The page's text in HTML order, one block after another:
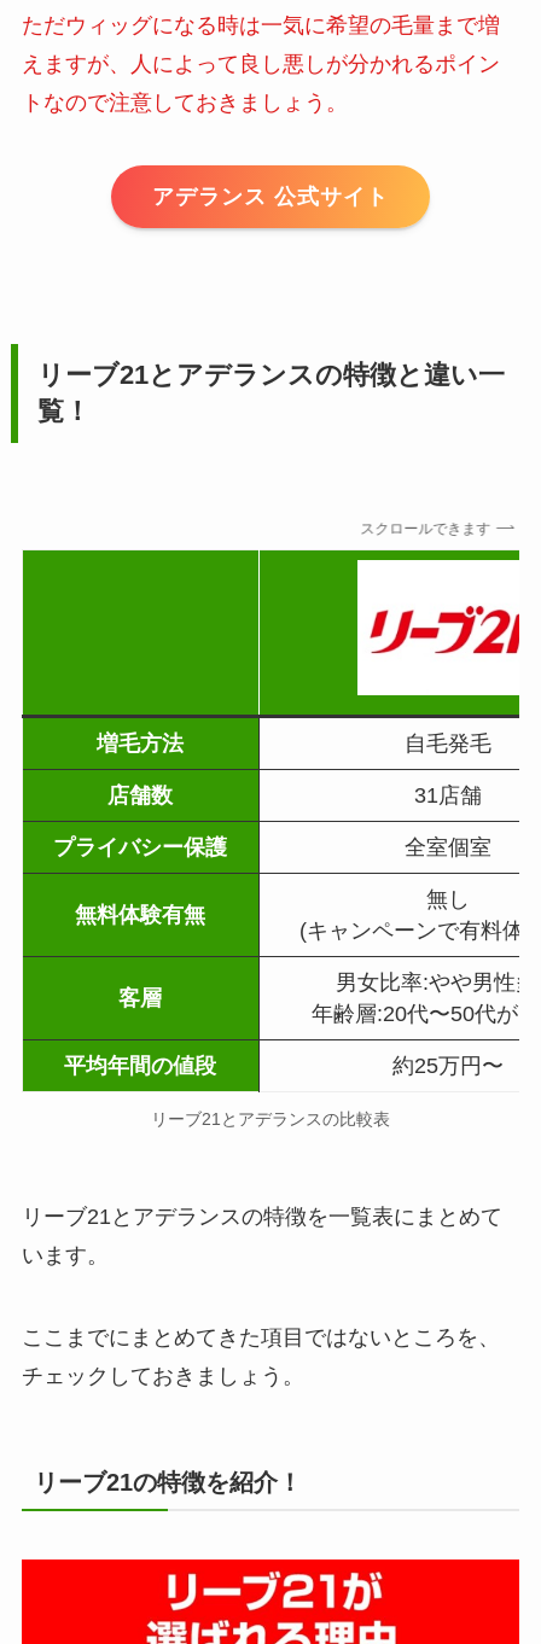
ただウィッグになる時は一気に希望の毛量まで増
えますが、人によって良し悪しが分かれるポイン
トなので注意しておきましょう。
アデランス 公式サイト
リーブ21とアデランスの特徴と違い一
覧！
スクロールできます
増毛方法 自毛発毛
店舗数 31店舗
プライバシー保護 全室個室
無料体験有無
無し
(キャンペーンで有料体
客層
男女比率:やや男性
年齢層:20代〜50代が
平均年間の値段 約25万円〜
リーブ21とアデランスの比較表
リーブ21とアデランスの特徴を一覧表にまとめて
います。
ここまでにまとめてきた項目ではないところを、
チェックしておきましょう。
リーブ21の特徴を紹介！